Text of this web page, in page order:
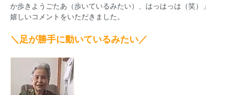
か歩きようごたあ（歩いているみたい）、はっはっは（笑）」
嬉しいコメントをいただきました。
＼足が勝手に動いているみたい／